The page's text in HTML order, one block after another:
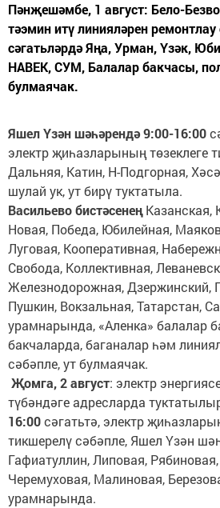
Пәнҗешәмбе, 1 август: Бело-
тәэмин итү линияләрен
сәгатьләрдә Яңа, Урман, Үзәк,
НАВЕК, СУМ, Балалар бакчасы,
булмаячак.
Яшел Үзән шәһәрендә 9:00-16:00
электр җиһазларының төзеклеге
Дальняя, Катин, Н-Подгорная,
шулай ук, ут бирү туктатыла.
Васильево бистәсенеңКазанская,
Новая, Победа, Юбилейная,
Луговая, Кооперативная,
Свобода, Коллективная,
Железнодорожная, Дзержинский,
Пушкин, Вокзальная, Татарстан,
урамнарында, «Аленка» балалар
бакчаларда, баганалар һәм
сәбәп­ле, ут булмаячак.
Җомга, 2 август: электр
түбәндәге адресларда
16:00сәгатьтә, электр
тикшерелү сәбәпле, Яшел Үзән
Гафиатуллин, Липовая,
Черемуховая, Малиновая,
урамнарында.